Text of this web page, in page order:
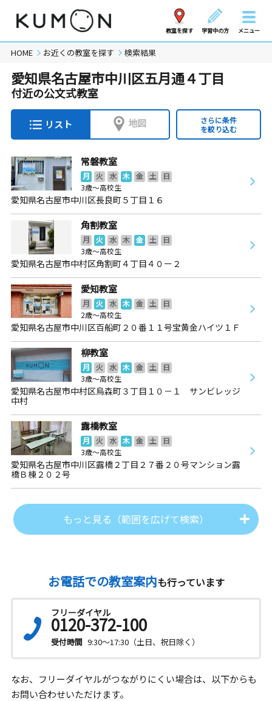
教室を探す 学習中の方 メニュー
HOME お近くの教室を探す 検索結果
愛知県名古屋市中川区五月通４丁目
付近の公文式教室
リスト 地図
さらに条件
を絞り込む
常磐教室
月 火 水 木 金 土
日
3歳～高校生
愛知県名古屋市中川区長良町５丁目１６
角割教室
月 火 水 木 金 土
日
3歳～高校生
愛知県名古屋市中村区角割町４丁目４０ー２
愛知教室
月 火 水 木 金 土
日
2歳～高校生
愛知県名古屋市中川区百船町２０番１１号宝黄金ハイツ１Ｆ
柳教室
月 火 水 木 金 土
日
3歳～高校生
愛知県名古屋市中村区烏森町３丁目１０－１ サンビレッジ
中村
露橋教室
月 火 水 木 金 土
日
3歳～高校生
愛知県名古屋市中川区露橋２丁目２７番２０号マンション露
橋Ｂ棟２０２号
もっと見る（範囲を広げて検索）
お電話での教室案内も行っています
フリーダイヤル
0120-372-100
受付時間 9:30～17:30（土日、祝日除く）
なお、フリーダイヤルがつながりにくい場合は、以下からも
お問い合わせいただけます。